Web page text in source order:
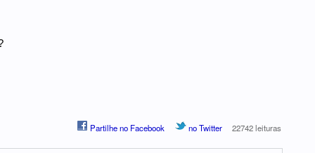
Partilhe no Facebook no Twitter 22742 leituras